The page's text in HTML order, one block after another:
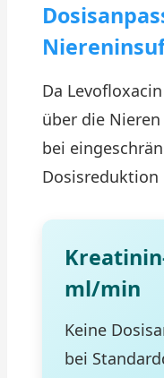
Da
über die
bei
ml/min
Keine
bei